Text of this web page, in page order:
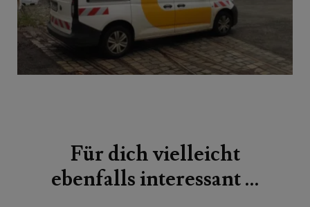
Für dich vielleicht
ebenfalls interessant …